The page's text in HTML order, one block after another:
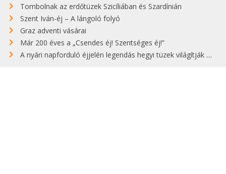
Tombolnak az erdőtüzek Szicíliában és Szardínián
Szent Iván-éj – A lángoló folyó
Graz adventi vásárai
Már 200 éves a „Csendes éj! Szentséges éj!”
A nyári napforduló éjjelén legendás hegyi tüzek világítják meg Zugspitzét